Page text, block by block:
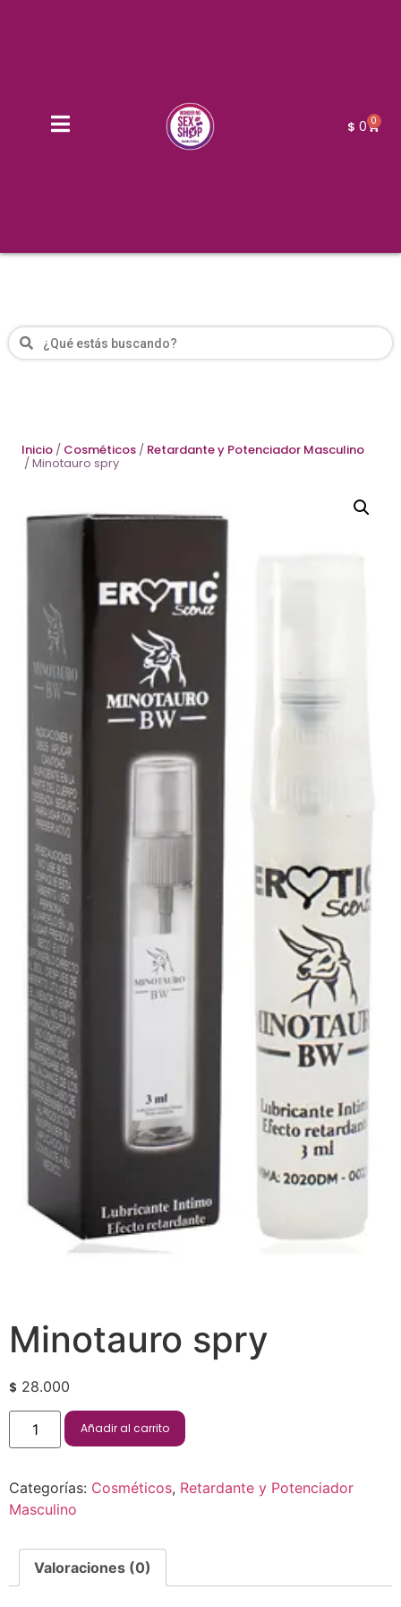
$ 0 0
Inicio / Cosméticos / Retardante y Potenciador Masculino
/ Minotauro spry
Minotauro spry
$ 28.000
Añadir al carrito
Categorías: Cosméticos, Retardante y Potenciador
Masculino
Valoraciones (0)